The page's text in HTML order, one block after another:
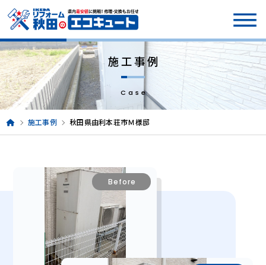
施工事例
Case
施工事例 秋田県由利本荘市Ｍ様邸
Before